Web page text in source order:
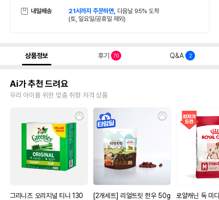
내일배송 21시까지 주문하면, 다음날 95% 도착
(토, 일요일/공휴일 제외)
상품정보 후기 70 Q&A 2
Ai가 추천 드려요
우리 아이를 위한 맞춤 취향 저격 상품
그리니즈 오리지널 티니 130
[2개세트] 리얼트릿 한우 50g
로얄캐닌 독 미